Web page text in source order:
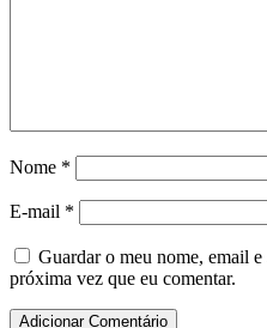
Nome *
E-mail *
Guardar o meu nome, email e
próxima vez que eu comentar.